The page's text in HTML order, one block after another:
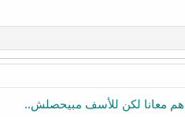
معانا لكن للأسف مبيحصلش..